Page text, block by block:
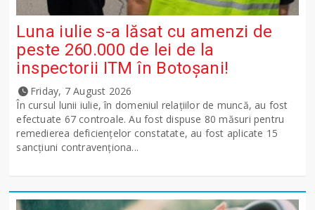
Luna iulie s-a lăsat cu amenzi de
peste 260.000 de lei de la
inspectorii ITM în Botoșani!
Friday, 7 August 2026
În cursul lunii iulie, în domeniul relațiilor de muncă, au fost
efectuate 67 controale. Au fost dispuse 80 măsuri pentru
remedierea deficiențelor constatate, au fost aplicate 15
sancţiuni contravenționa...